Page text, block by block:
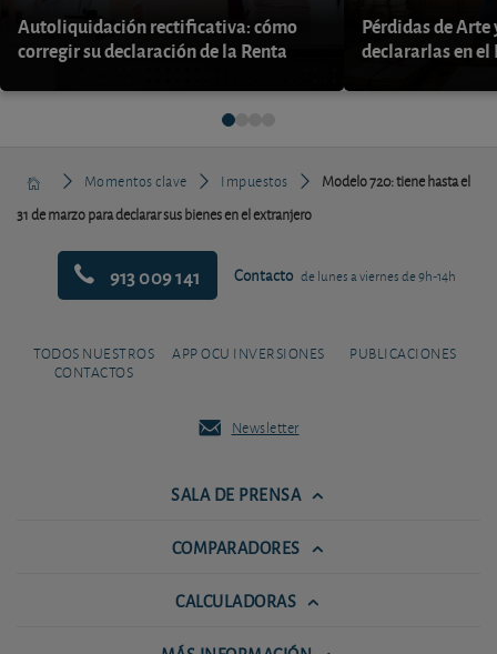
Autoliquidación rectificativa: cómo
corregir su declaración de la Renta
Pérdidas de
declararlas en el
Momentos clave Impuestos
Modelo 720: tiene hasta el
31 de marzo para declarar sus bienes en el extranjero
913 009 141 Contacto de lunes a viernes de 9h-14h
TODOS NUESTROS
CONTACTOS
APP OCU INVERSIONES PUBLICACIONES
Newsletter
SALA DE PRENSA
COMPARADORES
CALCULADORAS